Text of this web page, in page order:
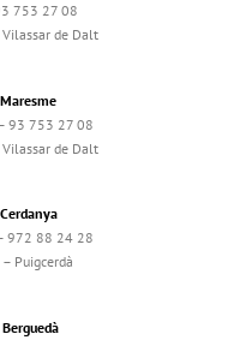
753 27 08
de Dalt
93 753 27 08
de Dalt
972 88 24 28
Puigcerdà